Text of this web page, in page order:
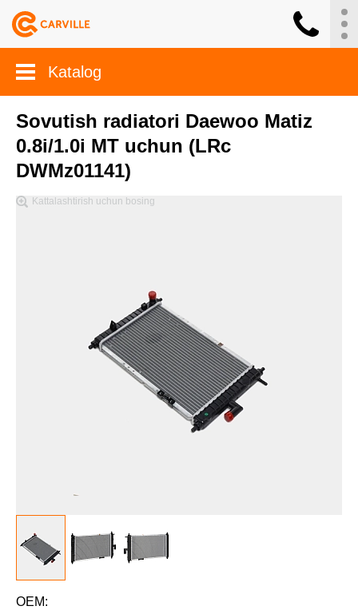
Katalog
Sovutish radiatori Daewoo Matiz
0.8i/1.0i MT uchun (LRc
DWMz01141)
Kattalashtirish uchun bosing
OEM: